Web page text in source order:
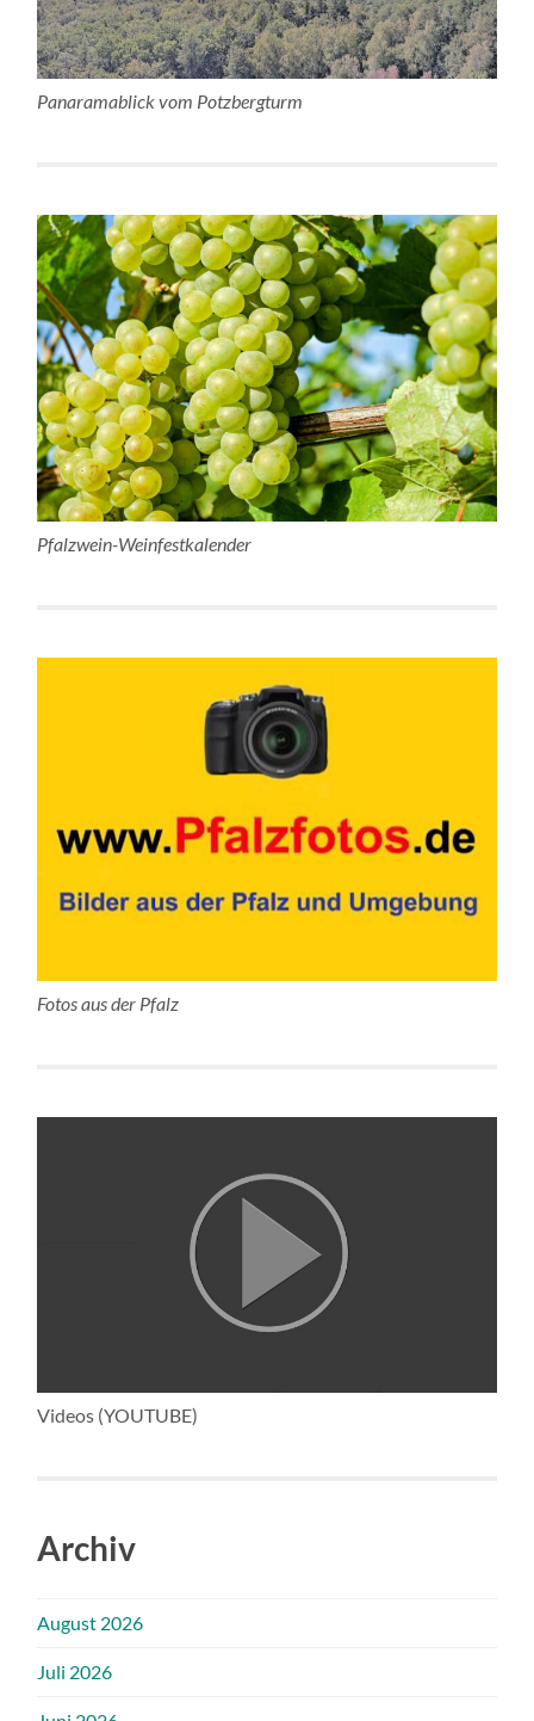
Panaramablick vom Potzbergturm
Pfalzwein-Weinfestkalender
Fotos aus der Pfalz
Videos (YOUTUBE)
Archiv
August 2026
Juli 2026